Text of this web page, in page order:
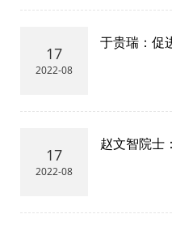
17
2022-08
于贵瑞：促
17
2022-08
赵文智院士